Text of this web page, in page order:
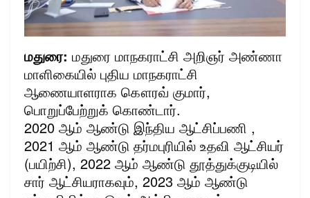
மதுரை: மதுரை மாநகராட்சி அறிஞர் அண்ணா
மாளிகையில் புதிய மாநகராட்சி
ஆணையாளராக கௌரவ் குமார்,
பொறுப்பேற்றுக் கொண்டார்.
2020 ஆம் ஆண்டு இந்திய ஆட்சிப்பணி ,
2021 ஆம் ஆண்டு தர்மபுரியில் உதவி ஆட்சியர்
(பயிற்சி), 2022 ஆம் ஆண்டு தூத்துக்குடியில்
சார் ஆட்சியராகவும், 2023 ஆம் ஆண்டு